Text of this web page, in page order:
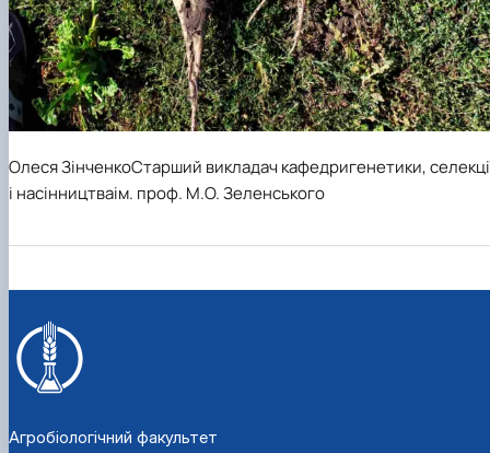
Олеся ЗінченкоСтарший викладач кафедригенетики,
і насінництваім. проф. М.О. Зеленського
Агробіологічний факультет